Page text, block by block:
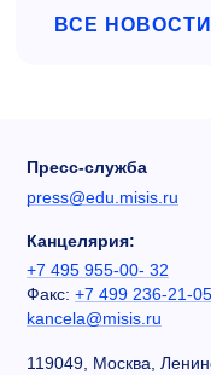
ВСЕ НОВОСТИ
Пресс-служба
press@edu.misis.ru
Канцелярия:
+7 495 955-00- 32
Факс: +7 499 236-21-05
kancela@misis.ru
119049, Москва,